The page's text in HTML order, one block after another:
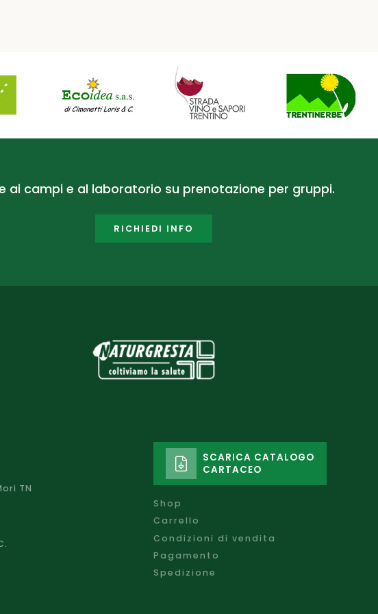
ai campi e al laboratorio su prenotazione per gruppi.
RICHIEDI INFO
TN
SCARICA CATALOGO
CARTACEO
Shop
Carrello
Condizioni di vendita
Pagamento
Spedizione